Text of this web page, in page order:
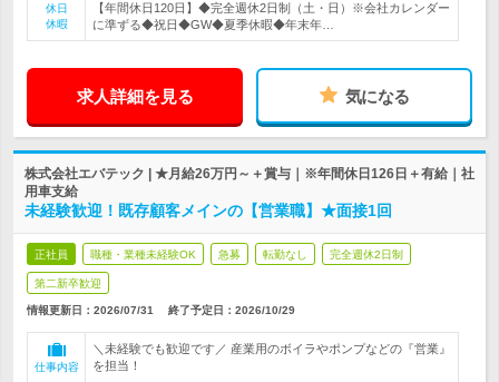
休日
休暇
【年間休日120日】◆完全週休2日制（土・日）※会社カレンダー
に準ずる◆祝日◆GW◆夏季休暇◆年末年…
求人詳細を見る 気になる
株式会社エバテック | ★月給26万円～＋賞与｜※年間休日126日＋有給｜社
用車支給
未経験歓迎！既存顧客メインの【営業職】★面接1回
正社員 職種・業種未経験OK 急募 転勤なし 完全週休2日制
第二新卒歓迎
情報更新日：2026/07/31 終了予定日： 2026/10/29
仕事内容
＼未経験でも歓迎です／ 産業用のボイラやポンプなどの『営業』
を担当！